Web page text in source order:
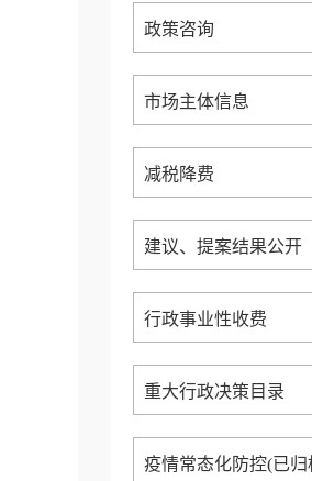
政策咨询
市场主体信息
减税降费
建议、提案结果公开
行政事业性收费
重大行政决策目录
疫情常态化防控(已归